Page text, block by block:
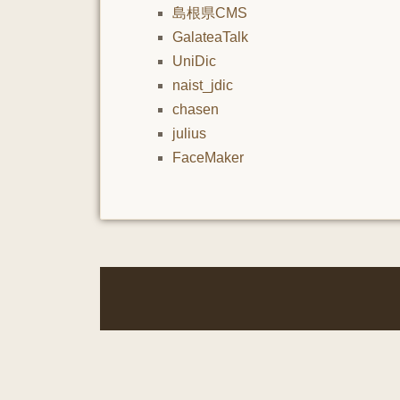
島根県CMS
GalateaTalk
UniDic
naist_jdic
chasen
julius
FaceMaker